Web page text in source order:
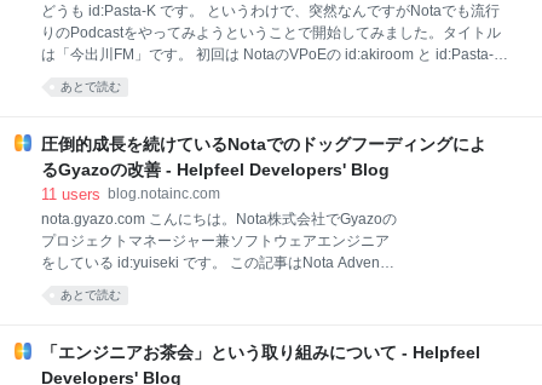
ージャーのyuisekiさんに登場してもらいました。プレイングマネージャ
ーとしてマネージメントもコードも書いて、アニメも見て、OSS活動も
するy
どうも id:Pasta-K です。 というわけで、突然なんですがNotaでも流行
りのPodcastをやってみようということで開始してみました。タイトル
は「今出川FM」です。 初回は NotaのVPoEの id:akiroom と id:Pasta-K
で「今出川FM」の今後の展開などについて話しました。 NotaがPodcast
始めました！その名も「今出川FM」。まずは初回ということでVPoEの
Podcastを始めるに至ったキッカケや「今出川FM」で今後やっていきた
いこと、「今出川」についてなどざっくばらんにお話しました。 ※若干
音量などの加減で聞きづらいところがあるかもしれませんが、初回とい
す。 本編中でも触れていますが、次回以降は id:akiro
あとで読む
圧倒的成長を続けているNotaでのドッグフーディングによ
るGyazoの改善 - Helpfeel Developers' Blog
11 users blog.notainc.com
nota.gyazo.com こんにちは。Nota株式会社でGyazoの
プロジェクトマネージャー兼ソフトウェアエンジニア
をしている id:yuiseki です。 この記事はNota Advent
Calendar 2021の21日目の記事です。 本当は19日目だ
ったんですが、見事に締め切りに間に合わず、順番を
今日は、Notaでのソフトウェア開発におけるドッグフ
ーディングとオンボーディング観察によるプロダクト
あとで読む
「エンジニアお茶会」という取り組みについて - Helpfeel
Developers' Blog